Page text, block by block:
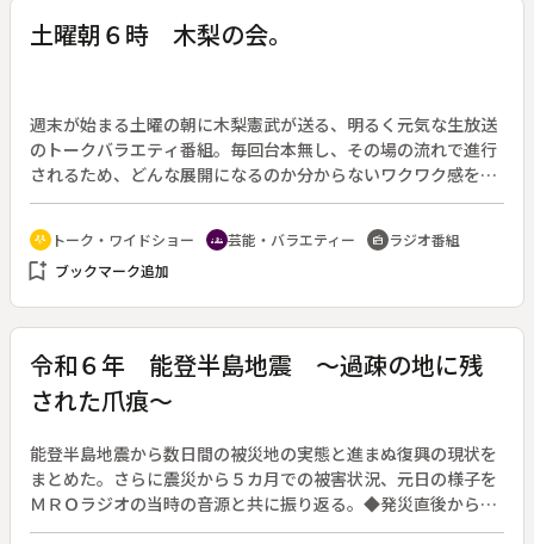
土曜朝６時 木梨の会。
週末が始まる土曜の朝に木梨憲武が送る、明るく元気な生放送
のトークバラエティ番組。毎回台本無し、その場の流れで進行
されるため、どんな展開になるのか分からないワクワク感を楽
しめる。（２０１８年１０月６日放送開始）◆番組がきっかけ
で木梨がプロデュースした楽曲「全てあげよう」が大ヒット
し、所ジョージが日本レコード大賞で作曲賞を受賞。そして新
浜レオンが第７５回ＮＨＫ紅白歌合戦への出場が決まった。楽
好き」というトークの流れから、木梨が生放送中に所に楽曲を
発注し、その日のうちに完成したというものだった。ヒロミも
お祝いに駆け付け、各人が受賞・出演決定の連絡を聞いた時の
様子や裏話など、歓喜する様子が賑やかに語られた。また、
adaptive_audio_mic トーク・ワイドショー groups 芸能・バラエティー radio ラジオ番組
bookmark_add ブックマーク追加
令和６年 能登半島地震 ～過疎の地に残
された爪痕～
能登半島地震から数日間の被災地の実態と進まぬ復興の現状を
まとめた。さらに震災から５カ月での被害状況、元日の様子を
ＭＲＯラジオの当時の音源と共に振り返る。◆発災直後から現
地で住民の声を聞いてきた。人気の観光地である輪島朝市は火